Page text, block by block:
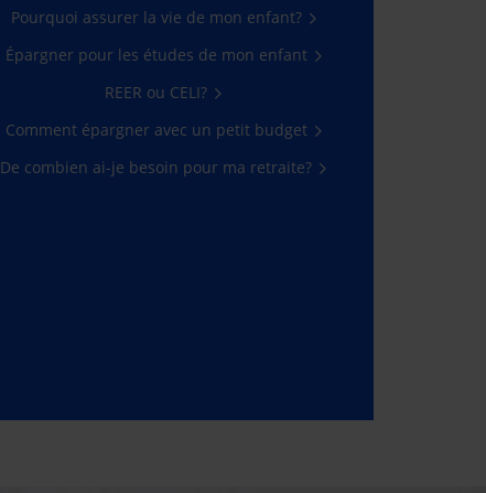
Pourquoi assurer la vie de mon enfant?
Épargner pour les études de mon enfant
REER ou CELI?
Comment épargner avec un petit budget
De combien ai-je besoin pour ma retraite?